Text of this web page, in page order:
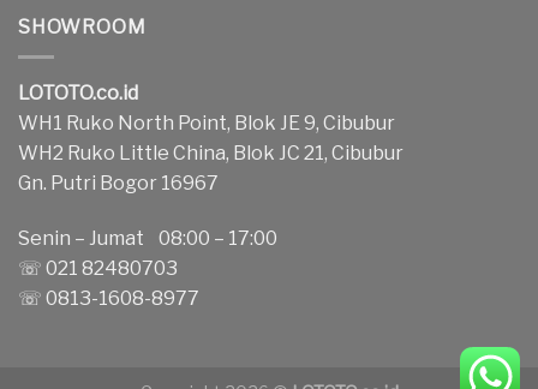
SHOWROOM
LOTOTO.co.id
WH1 Ruko North Point, Blok JE 9, Cibubur
WH2 Ruko Little China, Blok JC 21, Cibubur
Gn. Putri Bogor 16967
Senin – Jumat 08:00 – 17:00
☏ 021 82480703
☏ 0813-1608-8977